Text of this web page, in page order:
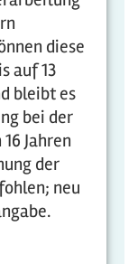
diese
auf 13
bleibt es
bei der
Jahren
der
neu